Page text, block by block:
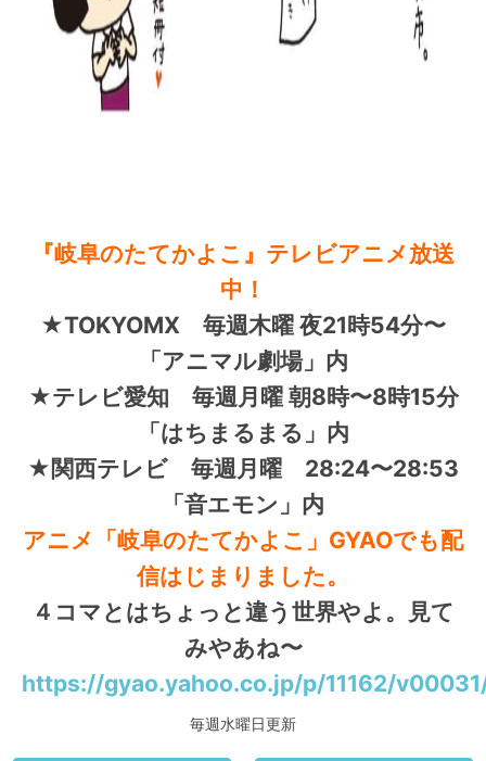
『岐阜のたてかよこ』テレビアニメ放送
中！
★TOKYOMX 毎週木曜 夜21時54分〜
「アニマル劇場」内
★テレビ愛知 毎週月曜 朝8時〜8時15分
「はちまるまる」内
★関西テレビ 毎週月曜 28:24〜28:53
「音エモン」内
アニメ「岐阜のたてかよこ」GYAOでも配
信はじまりました。
４コマとはちょっと違う世界やよ。見て
みやあね〜
https://gyao.yahoo.co.jp/p/11162/
毎週水曜日更新